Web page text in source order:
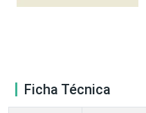
Ficha Técnica